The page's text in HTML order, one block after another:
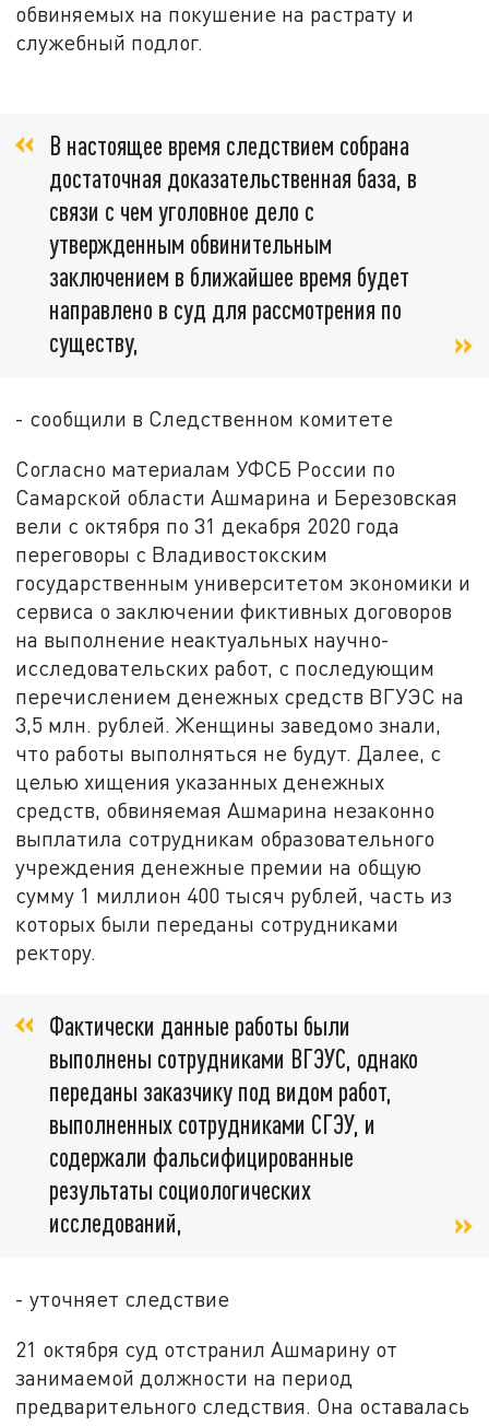
обвиняемых на покушение на растрату и
служебный подлог.
В настоящее время следствием собрана
достаточная доказательственная база, в
связи с чем уголовное дело с
утвержденным обвинительным
заключением в ближайшее время будет
направлено в суд для рассмотрения по
существу,
- сообщили в Следственном комитете
Согласно материалам УФСБ России по
Самарской области Ашмарина и Березовская
вели с октября по 31 декабря 2020 года
переговоры с Владивостокским
государственным университетом экономики и
сервиса о заключении фиктивных договоров
на выполнение неактуальных научно-
исследовательских работ, с последующим
перечислением денежных средств ВГУЭС на
3,5 млн. рублей. Женщины заведомо знали,
что работы выполняться не будут. Далее, с
целью хищения указанных денежных
средств, обвиняемая Ашмарина незаконно
выплатила сотрудникам образовательного
учреждения денежные премии на общую
сумму 1 миллион 400 тысяч рублей, часть из
которых были переданы сотрудниками
ректору.
Фактически данные работы были
выполнены сотрудниками ВГЭУС, однако
переданы заказчику под видом работ,
выполненных сотрудниками СГЭУ, и
содержали фальсифицированные
результаты социологических
исследований,
- уточняет следствие
21 октября суд отстранил Ашмарину от
занимаемой должности на период
предварительного следствия. Она оставалась